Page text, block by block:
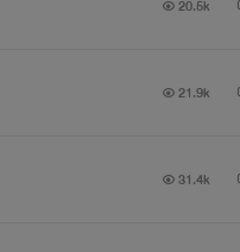
20.5k
21.9k
31.4k